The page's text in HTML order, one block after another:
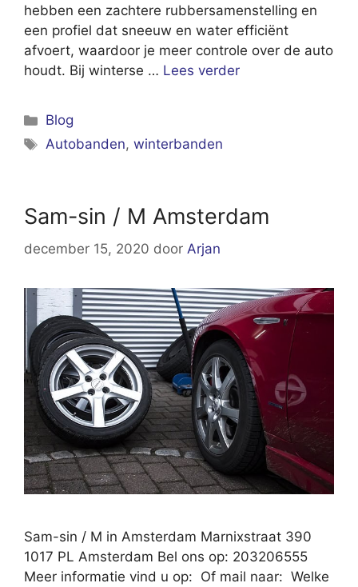
hebben een zachtere rubbersamenstelling en
een profiel dat sneeuw en water efficiënt
afvoert, waardoor je meer controle over de auto
houdt. Bij winterse … Lees verder
Categorieën
Blog
Tags
Autobanden,winterbanden
Sam-sin / M Amsterdam
december 15, 2020 door Arjan
Sam-sin / M in Amsterdam Marnixstraat 390
1017 PL Amsterdam Bel ons op: 203206555
Meer informatie vind u op: Of mail naar: Welke